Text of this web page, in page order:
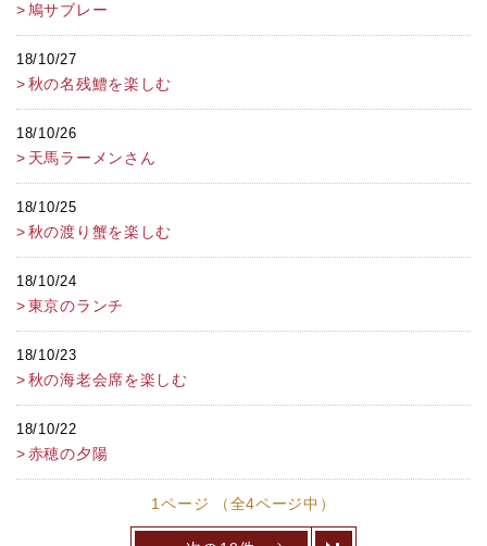
鳩サブレー
18/10/27
秋の名残鱧を楽しむ
18/10/26
天馬ラーメンさん
18/10/25
秋の渡り蟹を楽しむ
18/10/24
東京のランチ
18/10/23
秋の海老会席を楽しむ
18/10/22
赤穂の夕陽
1ページ （全4ページ中）